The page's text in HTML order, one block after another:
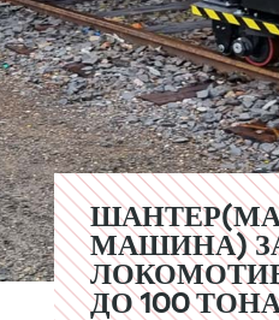
МАШИНА)
ДО 100